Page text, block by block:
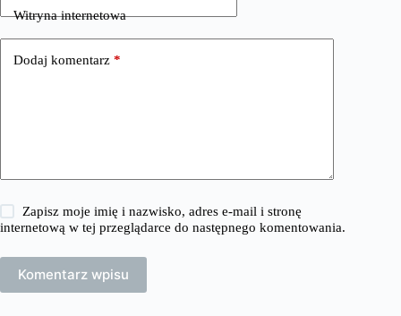
Witryna internetowa
Dodaj komentarz *
Zapisz moje imię i nazwisko, adres e-mail i stronę
internetową w tej przeglądarce do następnego komentowania.
Komentarz wpisu